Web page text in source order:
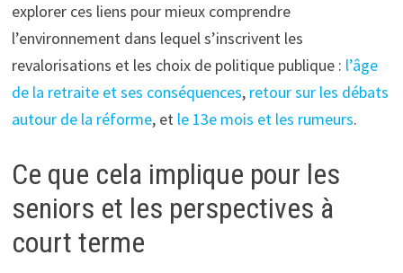
explorer ces liens pour mieux comprendre
l’environnement dans lequel s’inscrivent les
revalorisations et les choix de politique publique : l’âge
de la retraite et ses conséquences, retour sur les débats
autour de la réforme, et le 13e mois et les rumeurs.
Ce que cela implique pour les
seniors et les perspectives à
court terme